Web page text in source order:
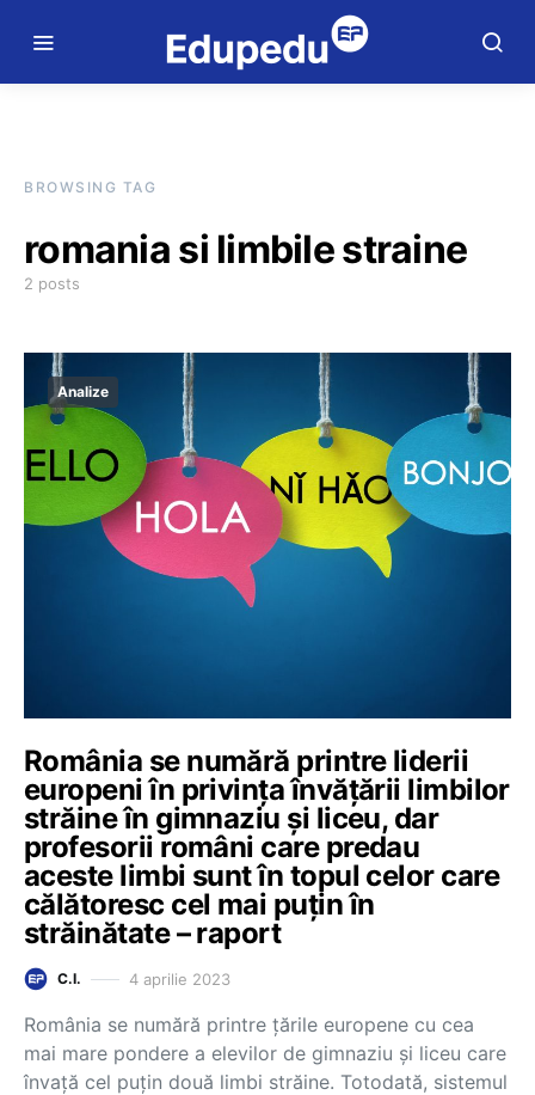
BROWSING TAG
romania si limbile straine
2 posts
Analize
România se numără printre liderii
europeni în privința învățării limbilor
străine în gimnaziu și liceu, dar
profesorii români care predau
aceste limbi sunt în topul celor care
călătoresc cel mai puțin în
străinătate – raport
C.I. 4 aprilie 2023
România se numără printre țările europene cu cea
mai mare pondere a elevilor de gimnaziu și liceu care
învață cel puțin două limbi străine. Totodată, sistemul